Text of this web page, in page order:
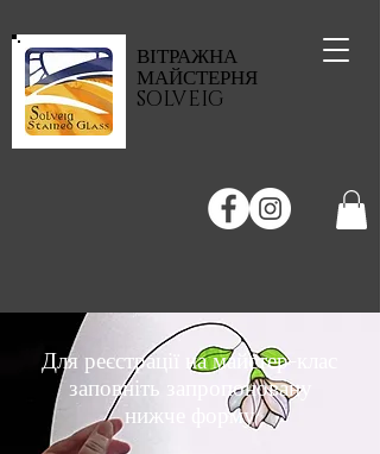
ВІТРАЖНА
МАЙСТЕРНЯ
SOLVEIG
Для реєстрації на майстер-клас
заповніть запропоновану
нижче форму